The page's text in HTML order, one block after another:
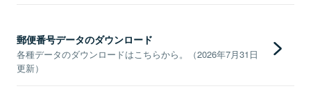
郵便番号データのダウンロード
各種データのダウンロードはこちらから。（2026年7月31日
更新）